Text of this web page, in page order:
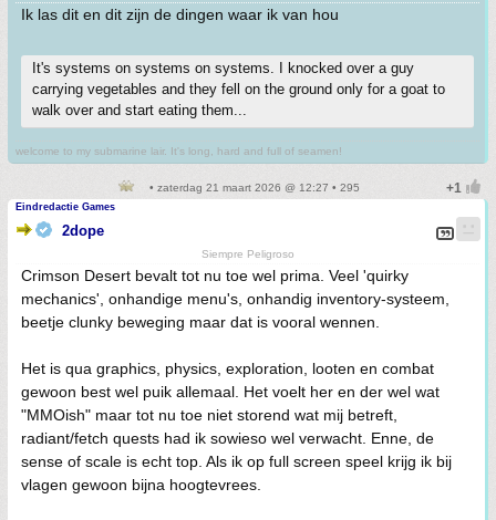
Ik las dit en dit zijn de dingen waar ik van hou
It's systems on systems on systems. I knocked over a guy
carrying vegetables and they fell on the ground only for a goat to
walk over and start eating them...
welcome to my submarine lair. It's long, hard and full of seamen!
• zaterdag 21 maart 2026 @ 12:27 • 295
Eindredactie Games
2dope
Siempre Peligroso
Crimson Desert bevalt tot nu toe wel prima. Veel 'quirky
mechanics', onhandige menu's, onhandig inventory-systeem,
beetje clunky beweging maar dat is vooral wennen.
Het is qua graphics, physics, exploration, looten en combat
gewoon best wel puik allemaal. Het voelt her en der wel wat
"MMOish" maar tot nu toe niet storend wat mij betreft,
radiant/fetch quests had ik sowieso wel verwacht. Enne, de
sense of scale is echt top. Als ik op full screen speel krijg ik bij
vlagen gewoon bijna hoogtevrees.